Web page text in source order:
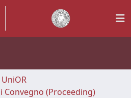
(Proceeding)